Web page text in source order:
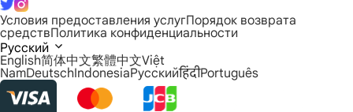
Условия предоставления услугПорядок возврата
средствПолитика конфиденциальности
Русский
English简体中文繁體中文Việt
NamDeutschIndonesiaРусскийहिंदीPortuguês